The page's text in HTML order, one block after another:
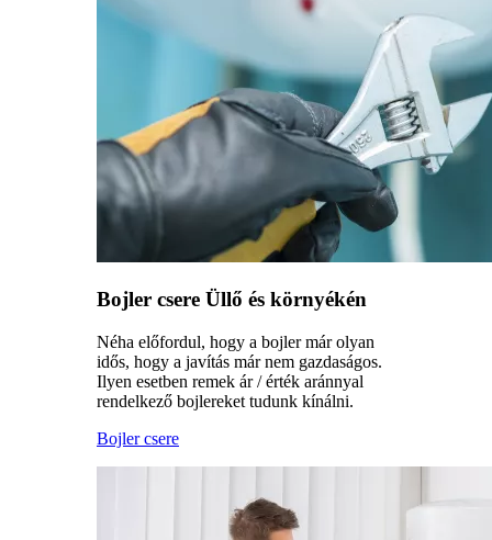
Bojler csere Üllő és környékén
Néha előfordul, hogy a bojler már olyan
idős, hogy a javítás már nem gazdaságos.
Ilyen esetben remek ár / érték aránnyal
rendelkező bojlereket tudunk kínálni.
Bojler csere